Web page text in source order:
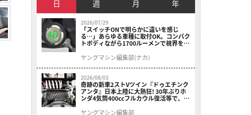
日 週 月 年
2026/07/29
「スイッチONで明らかに違いを感じ
る…」あらゆる車種に取付OK。コンパク
トボディながら1700ルーメンで視界を確
ニット プレシャスレイ スモール］
ヤングマシン編集部(ナカ)
2026/08/03
奇跡の新車2ストVツイン『ドゥエチンク
アンタ』日本上陸に大熱狂! 30年ぶりホ
ンダ4気筒400ccフルカウル復活等で、ロ
ニュース振り返り】
ヤングマシン編集部